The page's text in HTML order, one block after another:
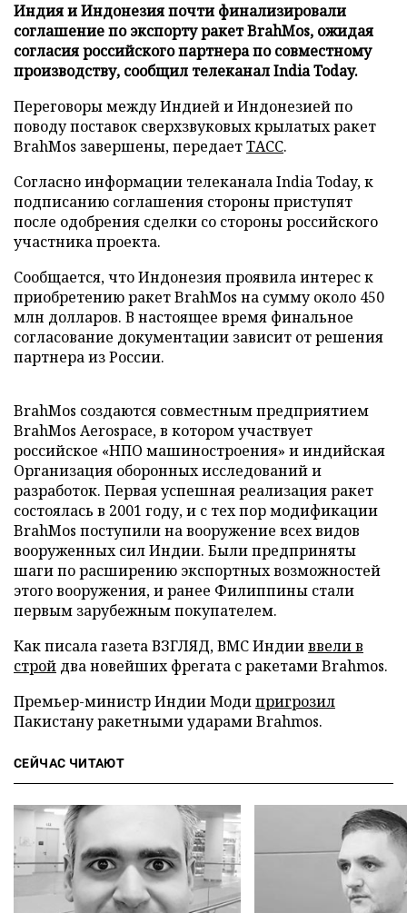
Индия и Индонезия почти финализировали
соглашение по экспорту ракет BrahMos, ожидая
согласия российского партнера по совместному
производству, сообщил телеканал India Today.
Переговоры между Индией и Индонезией по
поводу поставок сверхзвуковых крылатых ракет
BrahMos завершены, передаетТАСС.
Согласно информации телеканала India Today, к
подписанию соглашения стороны приступят
после одобрения сделки со стороны российского
участника проекта.
Сообщается, что Индонезия проявила интерес к
приобретению ракет BrahMos на сумму около 450
млн долларов. В настоящее время финальное
согласование документации зависит от решения
партнера из России.
BrahMos создаются совместным предприятием
BrahMos Aerospace, в котором участвует
российское «НПО машиностроения» и индийская
Организация оборонных исследований и
разработок. Первая успешная реализация ракет
состоялась в 2001 году, и с тех пор модификации
BrahMos поступили на вооружение всех видов
вооруженных сил Индии. Были предприняты
шаги по расширению экспортных возможностей
этого вооружения, и ранее Филиппины стали
первым зарубежным покупателем.
Как писала газета ВЗГЛЯД, ВМС Индииввели в
строй два новейших фрегата с ракетами Brahmos.
Премьер-министр Индии Модипригрозил
Пакистану ракетными ударами Brahmos.
СЕЙЧАС ЧИТАЮТ